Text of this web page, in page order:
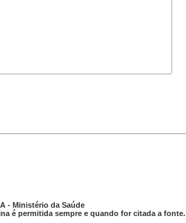
- Ministério da Saúde
é permitida sempre e quando for citada a fonte.